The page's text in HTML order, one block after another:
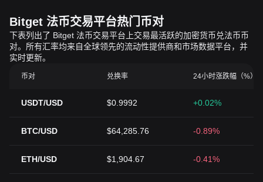
Bitget 法币交易平台热门币对
下表列出了 Bitget 法币交易平台上交易最活跃的加密货币兑法币币
对。所有汇率均来自全球领先的流动性提供商和市场数据平台，并
实时更新。
币对 兑换率 24小时涨跌幅（%）
USDT/USD $0.9992 +0.02%
BTC/USD $64,285.76 -0.89%
ETH/USD $1,904.67 -0.41%